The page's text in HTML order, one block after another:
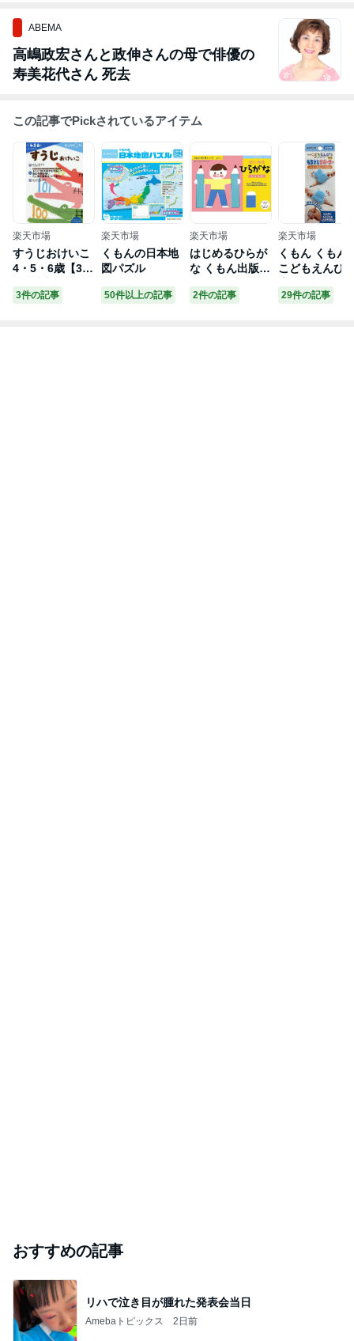
ABEMA
高嶋政宏さんと政伸さんの母で俳優の
寿美花代さん 死去
この記事でPickされているアイテム
楽天市場
すうじおけいこ
4・5・6歳【300
0円以上送料無
料】
3件の記事
楽天市場
くもんの日本地
図パズル
50件以上の記事
楽天市場
はじめるひらが
な くもん出版
玩具 おもちゃ
クリスマスプレ
2件の記事
楽天市場
くもん くもん
こどもえんぴ
専用 もちか
サポーター
29件の記事
おすすめの記事
リハで泣き目が腫れた発表会当日
Amebaトピックス 2日前